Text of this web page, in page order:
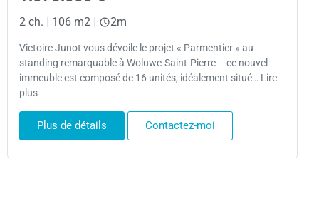
2 ch. | 106 m2 | 2m
Victoire Junot vous dévoile le projet « Parmentier » au
standing remarquable à Woluwe-Saint-Pierre – ce nouvel
immeuble est composé de 16 unités, idéalement situé… Lire
plus
Plus de détails Contactez-moi